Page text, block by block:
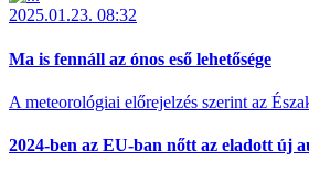
2025.01.23. 08:32
Ma is fennáll az ónos eső lehetősége
A meteorológiai előrejelzés szerint az
2024-ben az EU-ban nőtt az eladott új